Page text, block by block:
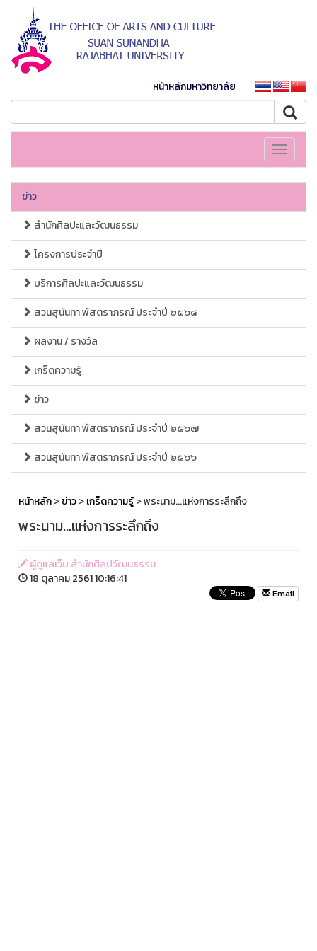
หน้าหลักมหาวิทยาลัย
Toggle
ข่าว
สำนักศิลปะและวัฒนธรรม
โครงการประจำปี
บริการศิลปะและวัฒนธรรม
สวนสุนันทา พัสตราภรณ์ ประจำปี ๒๕๖๘
ผลงาน / รางวัล
เกร็ดความรู้
ข่าว
สวนสุนันทา พัสตราภรณ์ ประจำปี ๒๕๖๗
สวนสุนันทา พัสตราภรณ์ ประจำปี ๒๕๖๖
หน้าหลัก>ข่าว>เกร็ดความรู้> พระนาม...แห่งการระลึกถึง
พระนาม...แห่งการระลึกถึง
ผู้ดูแลเว็บ สำนักศิลปวัฒนธรรม
18 ตุลาคม 2561 10:16:41
Email